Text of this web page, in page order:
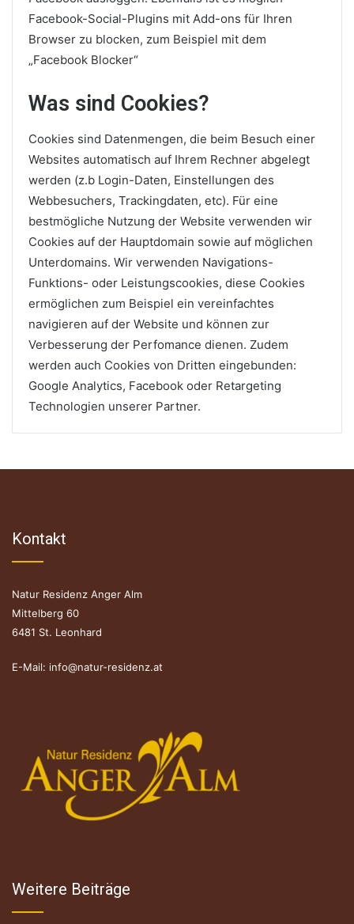
Facebook-Social-Plugins mit Add-ons für Ihren
Browser zu blocken, zum Beispiel mit dem
„Facebook Blocker“
Was sind Cookies?
Cookies sind Datenmengen, die beim Besuch einer
Websites automatisch auf Ihrem Rechner abgelegt
werden (z.b Login-Daten, Einstellungen des
Webbesuchers, Trackingdaten, etc). Für eine
bestmögliche Nutzung der Website verwenden wir
Cookies auf der Hauptdomain sowie auf möglichen
Unterdomains. Wir verwenden Navigations-
Funktions- oder Leistungscookies, diese Cookies
ermöglichen zum Beispiel ein vereinfachtes
navigieren auf der Website und können zur
Verbesserung der Perfomance dienen. Zudem
werden auch Cookies von Dritten eingebunden:
Google Analytics, Facebook oder Retargeting
Technologien unserer Partner.
Kontakt
Natur Residenz Anger Alm
Mittelberg 60
6481 St. Leonhard
E-Mail: info@natur-residenz.at
Weitere Beiträge